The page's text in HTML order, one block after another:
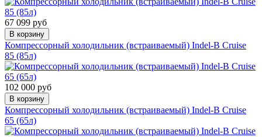
67 099 руб
В корзину
Компрессорный холодильник (встраиваемый) Indel-B Cruise
85 (85л)
102 000 руб
В корзину
Компрессорный холодильник (встраиваемый) Indel-B Cruise
65 (65л)